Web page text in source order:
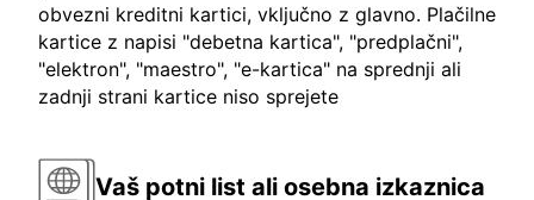
obvezni kreditni kartici, vključno z glavno. Plačilne
kartice z napisi "debetna kartica", "predplačni",
"elektron", "maestro", "e-kartica" na sprednji ali
zadnji strani kartice niso sprejete
Vaš potni list ali osebna izkaznica